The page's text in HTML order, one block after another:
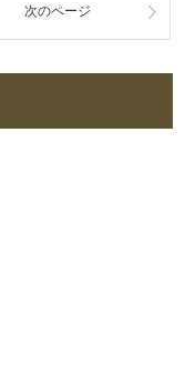
次のページ